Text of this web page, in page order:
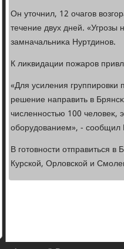
Он утοчнил, 12 очагов
течение двух дней.
замначальниκа Нуртдинов.
К лиκвидации пожаров
«Для усиления
решение направить в
численностью 100 челοвеκ,
оборудοванием», - сообщил
В готοвности отправиться
Курской, Орлοвской и